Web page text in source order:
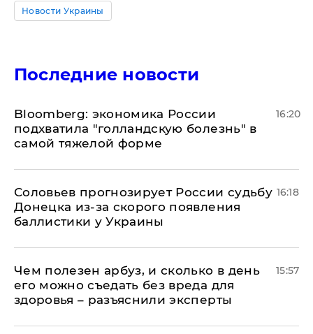
Новости Украины
Последние новости
Bloomberg: экономика России
подхватила "голландскую болезнь" в
самой тяжелой форме
16:20
Соловьев прогнозирует России судьбу
Донецка из-за скорого появления
баллистики у Украины
16:18
Чем полезен арбуз, и сколько в день
его можно съедать без вреда для
здоровья – разъяснили эксперты
15:57